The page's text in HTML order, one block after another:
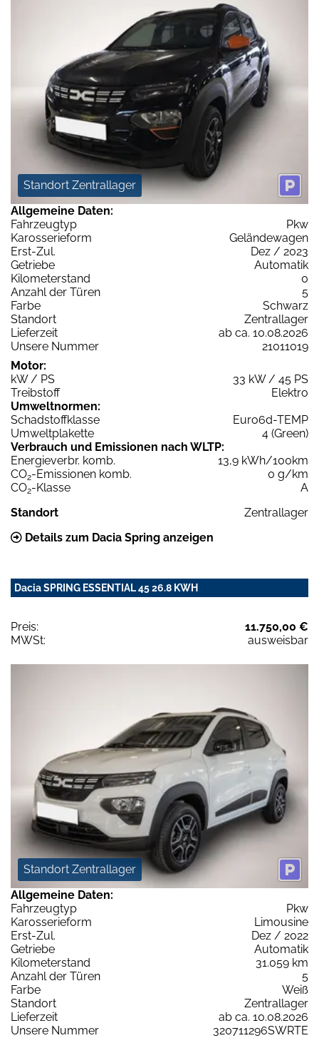
Standort Zentrallager
Allgemeine Daten:
Fahrzeugtyp
Pkw
Karosserieform
Geländewagen
Erst-Zul.
Dez / 2023
Getriebe
Automatik
Kilometerstand
0
Anzahl der Türen
5
Farbe
Schwarz
Standort
Zentrallager
Lieferzeit
ab ca. 10.08.2026
Unsere Nummer
21011019
Motor:
kW / PS
33 kW / 45 PS
Treibstoff
Elektro
Umweltnormen:
Schadstoffklasse
Euro6d-TEMP
Umweltplakette
4 (Green)
Verbrauch und Emissionen nach WLTP:
Energieverbr. komb.
13,9 kWh/100km
CO2-Emissionen komb.
0 g/km
CO2-Klasse
A
Standort
Zentrallager
Details zum Dacia Spring anzeigen
Dacia SPRING ESSENTIAL 45 26.8 KWH
Preis:
11.750,00 €
MWSt:
ausweisbar
Standort Zentrallager
Allgemeine Daten:
Fahrzeugtyp
Pkw
Karosserieform
Limousine
Erst-Zul.
Dez / 2022
Getriebe
Automatik
Kilometerstand
31.059 km
Anzahl der Türen
5
Farbe
Weiß
Standort
Zentrallager
Lieferzeit
ab ca. 10.08.2026
Unsere Nummer
320711296SWRTE